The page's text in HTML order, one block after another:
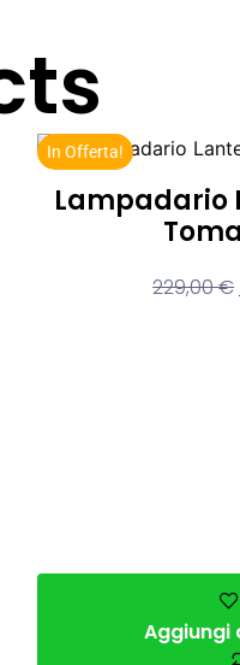
In Offerta!
Lampadario
229,00€
Aggiungi